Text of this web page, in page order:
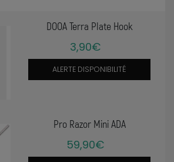
DOOA Terra Plate Hook
3,90€
ALERTE DISPONIBILITÉ
Pro Razor Mini ADA
59,90€